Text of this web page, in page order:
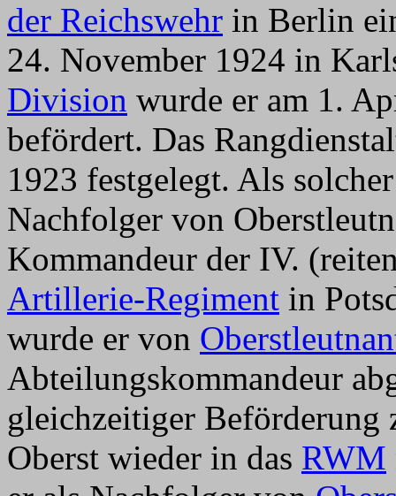
der Reichswehr in Berlin
24. November 1924 in
Division wurde er am 1.
befördert. Das
1923 festgelegt. Als
Nachfolger von
Kommandeur der IV.
Artillerie-Regiment in
wurde er von
Abteilungskommandeur
gleichzeitiger
Oberst wieder in das RWM